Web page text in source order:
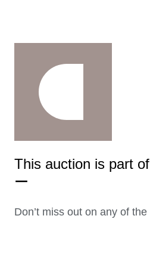
This auction is part
ー
Don’t miss out on any of